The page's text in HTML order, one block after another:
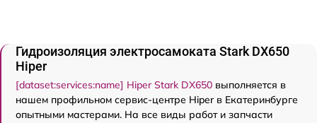
Гидроизоляция электросамоката Stark DX650
Hiper
[dataset:services:name] Hiper Stark DX650 выполняется в
нашем профильном сервис-центре Hiper в Екатеринбурге
опытными мастерами. На все виды работ и запчасти